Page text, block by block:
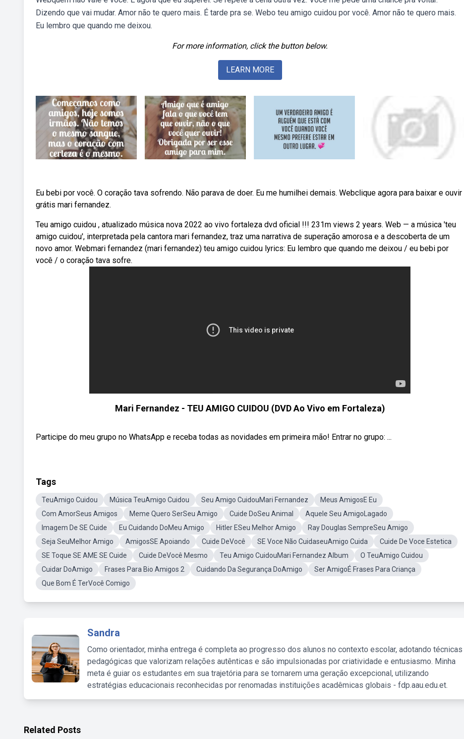
Dizendo que vai mudar. Amor não te quero mais. É tarde pra se. Webo teu amigo cuidou por você. Amor não te quero mais.
Eu lembro que quando me deixou.
For more information, click the button below.
LEARN MORE
Eu bebi por você. O coração tava sofrendo. Não parava de doer. Eu me humilhei demais. Webclique agora para baixar e ouvir
grátis mari fernandez.
Teu amigo cuidou , atualizado música nova 2022 ao vivo fortaleza dvd oficial !!! 231m views 2 years. Web — a música 'teu
amigo cuidou', interpretada pela cantora mari fernandez, traz uma narrativa de superação amorosa e a descoberta de um
novo amor. Webmari fernandez (mari fernandez) teu amigo cuidou lyrics: Eu lembro que quando me deixou / eu bebi por
você / o coração tava sofre.
Mari Fernandez - TEU AMIGO CUIDOU (DVD Ao Vivo em Fortaleza)
Participe do meu grupo no WhatsApp e receba todas as novidades em primeira mão! Entrar no grupo: ...
Tags
TeuAmigo Cuidou Música TeuAmigo Cuidou Seu Amigo CuidouMari Fernandez
Meus AmigosE Eu
Com AmorSeus Amigos
Meme Quero SerSeu Amigo Cuide DoSeu Animal
Aquele Seu AmigoLagado
Imagem De SE Cuide
Eu Cuidando DoMeu Amigo Hitler ESeu Melhor Amigo
Ray Douglas SempreSeu Amigo
Seja SeuMelhor Amigo
AmigosSE Apoiando Cuide DeVocê SE Voce Não CuidaseuAmigo Cuida
Cuide De Voce Estetica
SE Toque SE AME SE Cuide
Cuide DeVocê Mesmo Teu Amigo CuidouMari Fernandez Album
O TeuAmigo Cuidou
Cuidar DoAmigo
Frases Para Bio Amigos 2 Cuidando Da Segurança DoAmigo
Ser AmigoÉ Frases Para Criança
Que Bom É TerVocê Comigo
Sandra
Como orientador, minha entrega é completa ao progresso dos alunos no contexto escolar, adotando técnicas
pedagógicas que valorizam relações autênticas e são impulsionadas por criatividade e entusiasmo. Minha
meta é guiar os estudantes em sua trajetória para se tornarem uma geração excepcional, utilizando
estratégias educacionais reconhecidas por renomadas instituições acadêmicas globais - fdp.aau.edu.et.
Related Posts